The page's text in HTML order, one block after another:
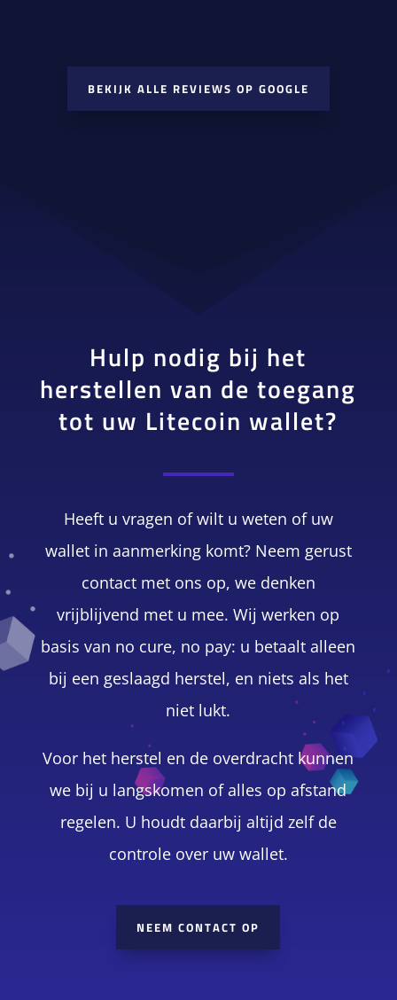
BEKIJK ALLE REVIEWS OP GOOGLE
Hulp nodig bij het
herstellen van de toegang
tot uw Litecoin wallet?
Heeft u vragen of wilt u weten of uw
wallet in aanmerking komt? Neem gerust
contact met ons op, we denken
vrijblijvend met u mee. Wij werken op
basis van no cure, no pay: u betaalt alleen
bij een geslaagd herstel, en niets als het
niet lukt.
Voor het herstel en de overdracht kunnen
we bij u langskomen of alles op afstand
regelen. U houdt daarbij altijd zelf de
controle over uw wallet.
NEEM CONTACT OP